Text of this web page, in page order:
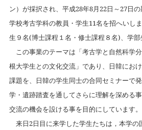
ン）が採択され、平成28年8月22日～27日
学校考古学科の教員・学生11名を招へいしま
生９名(博士課程１名・修士課程８名)、学部
この事業のテーマは「考古学と自然科学
根大学生との文化交流」であり、日韓にお
課題を、日韓の学生同士の合同セミナーで
学・遺跡踏査を通してさらに理解を深める
交流の機会を設ける事を目的にしています。
来日2日目に来学した学生たちは，本学の